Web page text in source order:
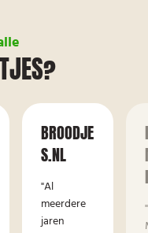
BROODJE
S.NL
"Al
meerdere
jaren